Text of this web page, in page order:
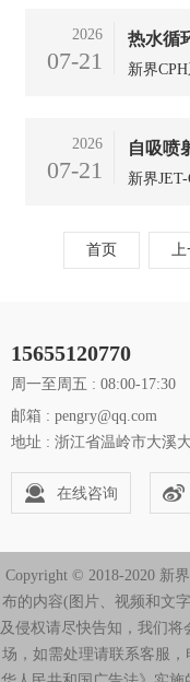
110℃，
热水、
2026
07-21
热水循
环泵
新界
通空调
2026
07-21
自吸喷
吸泵
新界
9m，口
来水增
首页
15655120770
周一至周五 : 08:00-17:30
邮箱 : pengry@qq.com
地址 : 浙江省温岭市大溪
在线咨询
Copyright © 2018-2020 新
布的内容(图片、视频和文
及侵权请尽快告知，我们
场，如需处理请联系客服，